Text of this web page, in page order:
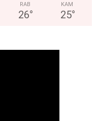
RAB
26°
KAM
25°